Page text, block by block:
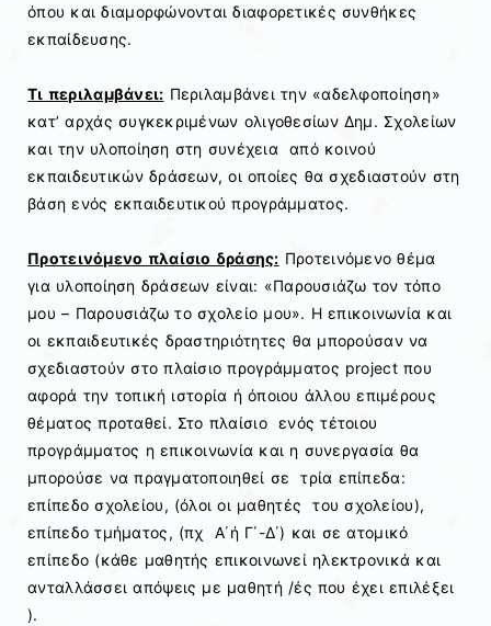
όπου και διαμορφώνονται διαφορετικές συνθήκες
εκπαίδευσης.
Τι περιλαμβάνει: Περιλαμβάνει την «αδελφοποίηση»
κατ’ αρχάς συγκεκριμένων ολιγοθεσίων Δημ. Σχολείων
και την υλοποίηση στη συνέχεια από κοινού
εκπαιδευτικών δράσεων, οι οποίες θα σχεδιαστούν στη
βάση ενός εκπαιδευτικού προγράμματος.
Προτεινόμενο πλαίσιο δράσης: Προτεινόμενο θέμα
για υλοποίηση δράσεων είναι: «Παρουσιάζω τον τόπο
μου – Παρουσιάζω το σχολείο μου». Η επικοινωνία και
οι εκπαιδευτικές δραστηριότητες θα μπορούσαν να
σχεδιαστούν στο πλαίσιο προγράμματος project που
αφορά την τοπική ιστορία ή όποιου άλλου επιμέρους
θέματος προταθεί. Στο πλαίσιο ενός τέτοιου
προγράμματος η επικοινωνία και η συνεργασία θα
μπορούσε να πραγματοποιηθεί σε τρία επίπεδα:
επίπεδο σχολείου, (όλοι οι μαθητές του σχολείου),
επίπεδο τμήματος, (πχ Α΄ή Γ΄-Δ΄) και σε ατομικό
επίπεδο (κάθε μαθητής επικοινωνεί ηλεκτρονικά και
ανταλλάσσει απόψεις με μαθητή /ές που έχει επιλέξει
).